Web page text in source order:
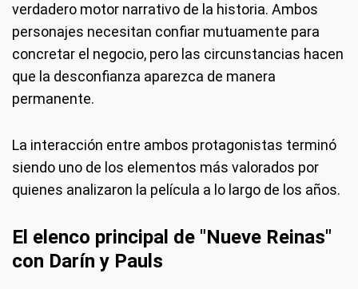
verdadero motor narrativo de la historia. Ambos
personajes necesitan confiar mutuamente para
concretar el negocio, pero las circunstancias hacen
que la desconfianza aparezca de manera
permanente.
La interacción entre ambos protagonistas terminó
siendo uno de los elementos más valorados por
quienes analizaron la película a lo largo de los años.
El elenco principal de "Nueve Reinas"
con Darín y Pauls